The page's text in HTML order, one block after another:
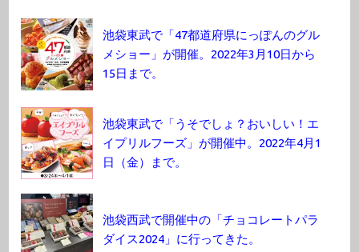
池袋東武で「47都道府県にっぽんのグル
メショー」が開催。2022年3月10日から
15日まで。
池袋東武で「うそでしょ？おいしい！エ
イプリルフーズ」が開催中。2022年4月1
日（金）まで。
池袋西武で開催中の「チョコレートパラ
ダイス2024」に行ってきた。